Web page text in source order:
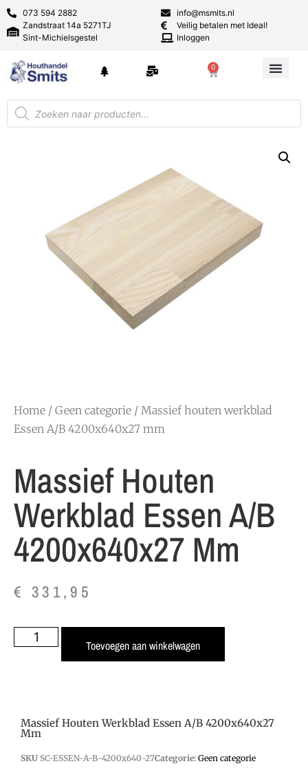
073 594 2882
Zandstraat 14a 5271TJ
Sint-Michielsgestel
info@msmits.nl
Veilig betalen met Ideal!
Inloggen
0
Home / Geen categorie / Massief houten werkblad
Essen A/B 4200x640x27 mm
Massief Houten
Werkblad Essen A/B
4200x640x27 Mm
€ 331,95
Toevoegen aan winkelwagen
Massief Houten Werkblad Essen A/B 4200x640x27
Mm
SKU SC-ESSEN-A-B-4200x640-27Categorie: Geen categorie